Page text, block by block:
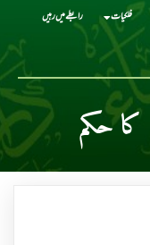
فلکیات رابطے میں رہیں
حکم